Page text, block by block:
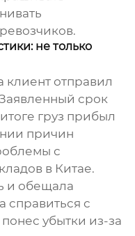
не только
клиент отправил
срок
груз прибыл
причин
с
в Китае.
и обещала
справиться с
убытки из-за